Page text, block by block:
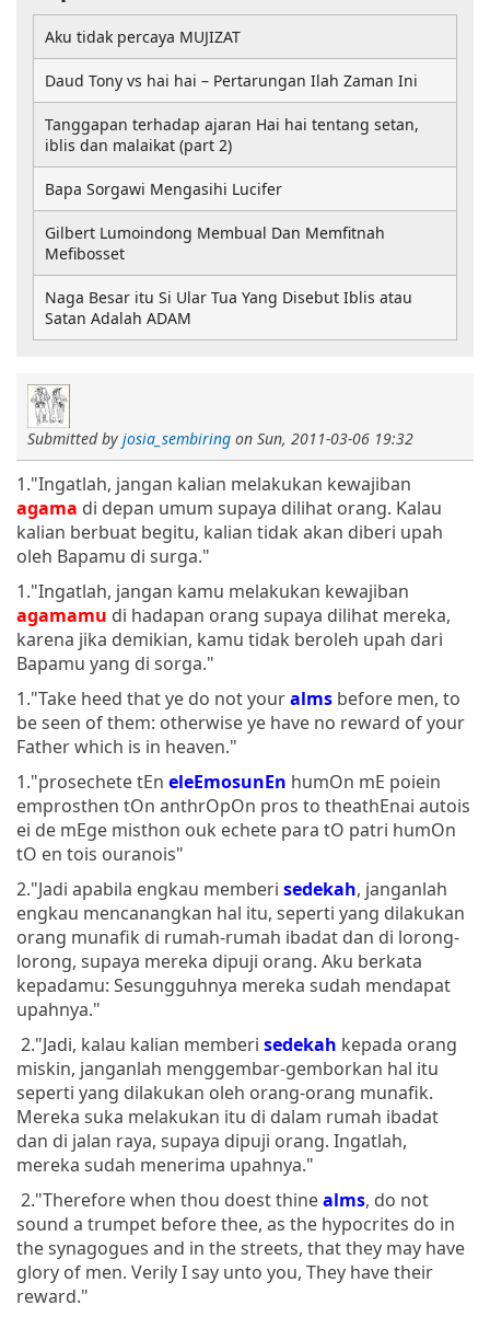
Submitted by josia_sembiring on Sun, 2011-03-06 19:32
1."Ingatlah, jangan kalian melakukan kewajiban
agama di depan umum supaya dilihat orang. Kalau
kalian berbuat begitu, kalian tidak akan diberi upah
oleh Bapamu di surga."
1."Ingatlah, jangan kamu melakukan kewajiban
agamamu di hadapan orang supaya dilihat mereka,
karena jika demikian, kamu tidak beroleh upah dari
Bapamu yang di sorga."
1."Take heed that ye do not youralms before men, to
be seen of them: otherwise ye have no reward of your
Father which is in heaven."
1."prosechete tEn eleEmosunEn humOn mE poiein
emprosthen tOn anthrOpOn pros to theathEnai autois
ei de mEge misthon ouk echete para tO patri humOn
tO en tois ouranois"
2."Jadi apabila engkau memberi sedekah, janganlah
engkau mencanangkan hal itu, seperti yang dilakukan
orang munafik di rumah-rumah ibadat dan di lorong-
lorong, supaya mereka dipuji orang. Aku berkata
kepadamu: Sesungguhnya mereka sudah mendapat
upahnya."
2."Jadi, kalau kalian memberi sedekah kepada orang
miskin, janganlah menggembar-gemborkan hal itu
seperti yang dilakukan oleh orang-orang munafik.
Mereka suka melakukan itu di dalam rumah ibadat
dan di jalan raya, supaya dipuji orang. Ingatlah,
mereka sudah menerima upahnya."
2."Therefore when thou doest thinealms, do not
sound a trumpet before thee, as the hypocrites do in
the synagogues and in the streets, that they may have
glory of men. Verily I say unto you, They have their
reward."
Aku tidak percaya MUJIZAT
Daud Tony vs hai hai – Pertarungan Ilah Zaman Ini
Tanggapan terhadap ajaran Hai hai tentang setan,
iblis dan malaikat (part 2)
Bapa Sorgawi Mengasihi Lucifer
Gilbert Lumoindong Membual Dan Memfitnah
Mefibosset
Naga Besar itu Si Ular Tua Yang Disebut Iblis atau
Satan Adalah ADAM